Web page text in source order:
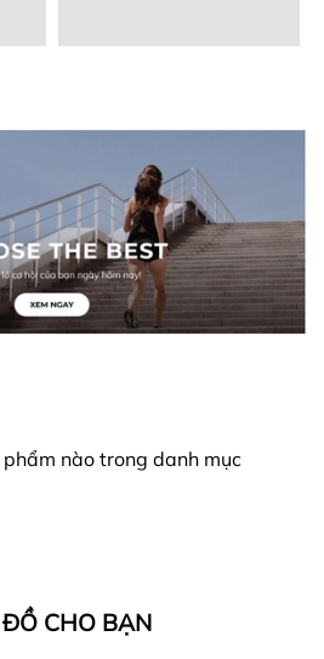
nào trong danh mục
ĐỒ CHO BẠN